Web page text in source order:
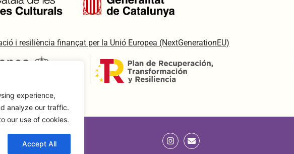
experience,
analyze our traffic.
our use of cookies.
Accept All
i resiliència finançat per la Unió Europea (NextGenerationEU)